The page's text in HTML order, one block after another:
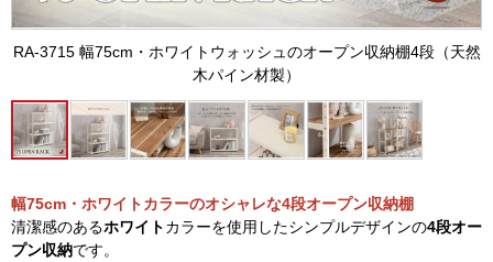
RA-3715 幅75cm・ホワイトウォッシュのオープン収納棚4段（天然
木パイン材製）
幅75cm・ホワイトカラーのオシャレな4段オープン収納棚
清潔感のあるホワイトカラーを使用したシンプルデザインの4段オー
プン収納です。